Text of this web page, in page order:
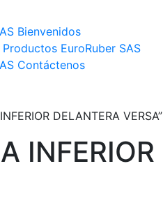
Bienvenidos
EuroRuber SAS
Contáctenos
DELANTERA VERSA”
INFERIOR